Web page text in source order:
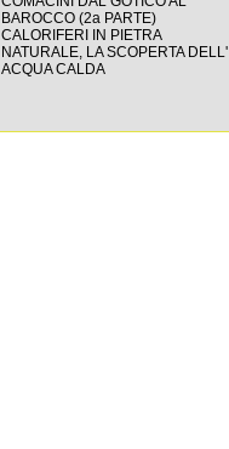
BAROCCO (2a PARTE)
CALORIFERI IN PIETRA
NATURALE, LA SCOPERTA DELL'
ACQUA CALDA